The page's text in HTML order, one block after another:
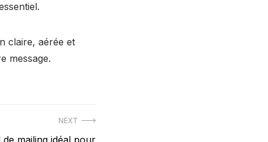
claire, aérée et
message.
NEXT